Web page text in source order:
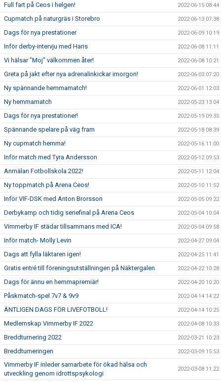
Full fart på Ceos i helgen! 2022-06-15 08:44
Cupmatch på naturgräs i Storebro 2022-06-13 07:38
Dags för nya prestationer 2022-06-09 10:19
Inför derby-intervju med Haris 2022-06-08 11:11
Vi hälsar "Moj" välkommen åter! 2022-06-08 10:21
Greta på jakt efter nya adrenalinkickar imorgon! 2022-06-03 07:20
Ny spännande hemmamatch! 2022-06-01 12:03
Ny hemmamatch 2022-05-23 13:04
Dags för nya prestationer! 2022-05-19 09:35
Spännande spelare på väg fram 2022-05-18 08:39
Ny cupmatch hemma! 2022-05-16 11:00
Inför match med Tyra Andersson 2022-05-12 09:53
Anmälan Fotbollskola 2022! 2022-05-11 12:04
Ny toppmatch på Arena Ceos! 2022-05-10 11:52
Inför VIF-DSK med Anton Brorsson 2022-05-05 09:22
Derbykamp och tidig seriefinal på Arena Ceos 2022-05-04 10:04
Vimmerby IF städar tillsammans med ICA! 2022-05-04 09:58
Inför match- Molly Levin 2022-04-27 09:04
Dags att fylla läktaren igen! 2022-04-25 11:41
Gratis entré till föreningsutställningen på Näktergalen 2022-04-22 10:28
Dags för ännu en hemmapremiär! 2022-04-20 10:20
Påskmatch-spel 7v7 & 9v9 2022-04-14 14:22
ÄNTLIGEN DAGS FÖR LIVEFOTBOLL! 2022-04-14 10:25
Medlemskap Vimmerby IF 2022 2022-04-08 10:33
Breddturnering 2022 2022-03-21 10:23
Breddturneringen 2022-03-09 15:53
Vimmerby IF inleder samarbete för ökad hälsa och
utveckling genom idrottspsykologi
2022-03-08 11:22